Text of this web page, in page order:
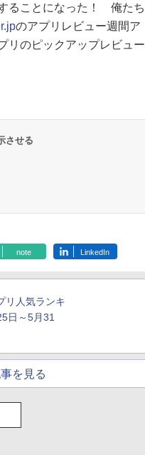
ることになった！ 俺たち
のアプリレビュー週間ア
リのピックアップレビュー
させる
note LinkedIn
リ人気ランキ
日～5月31
を見る